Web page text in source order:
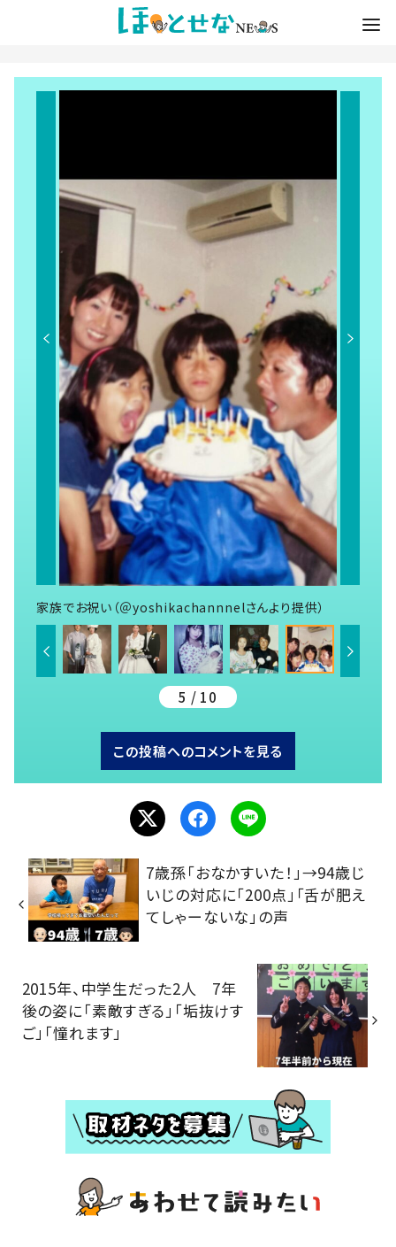
家族でお祝い（＠yoshikachannnelさんより提供）
5 / 10
この投稿へのコメントを見る
7歳孫「おなかすいた！」→94歳じ
いじの対応に「200点」「舌が肥え
てしゃーないな」の声
2015年、中学生だった2人 7年
後の姿に「素敵すぎる」「垢抜けす
ご」「憧れます」